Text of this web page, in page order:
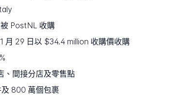
PostNL 收購
月 29 日以 $34.4 million 收購價收購
、間接分店及零售點
800 萬個包裹